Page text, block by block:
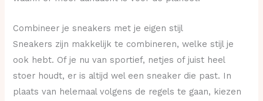
Combineer je sneakers met je eigen stijl
Sneakers zijn makkelijk te combineren, welke stijl je
ook hebt. Of je nu van sportief, netjes of juist heel
stoer houdt, er is altijd wel een sneaker die past. In
plaats van helemaal volgens de regels te gaan, kiezen